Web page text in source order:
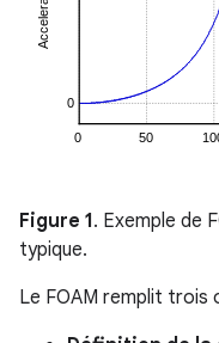
Figure 1. Exemple de
typique.
Le FOAM remplit trois